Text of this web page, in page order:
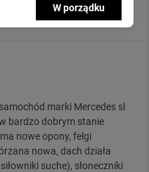
marki Mercedes sl
bardzo dobrym stanie
nowe opony, felgi
nowa, dach działa
suche), słoneczniki
W porządku